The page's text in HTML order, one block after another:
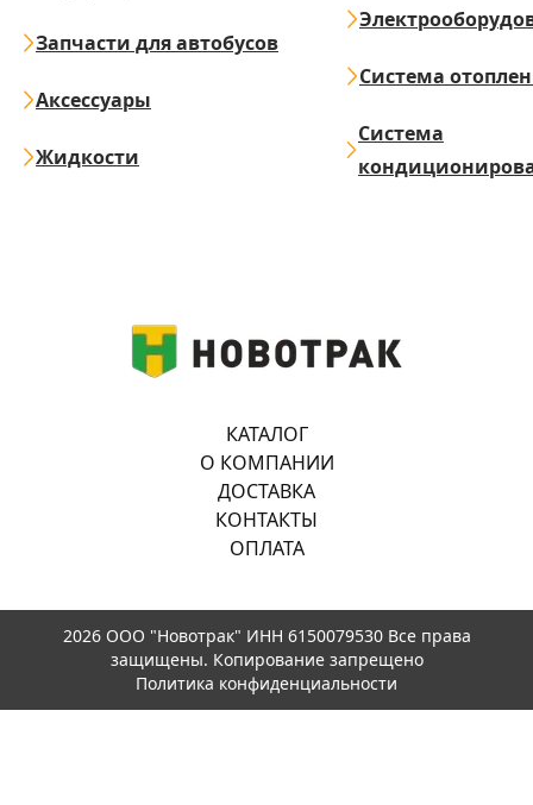
Запчасти для автобусов
Аксессуары
Жидкости
Система
Система
КАТАЛОГ
О КОМПАНИИ
ДОСТАВКА
КОНТАКТЫ
ОПЛАТА
2026 ООО "Новотрак" ИНН 6150079530 Все права
защищены. Копирование запрещено
Политика конфиденциальности